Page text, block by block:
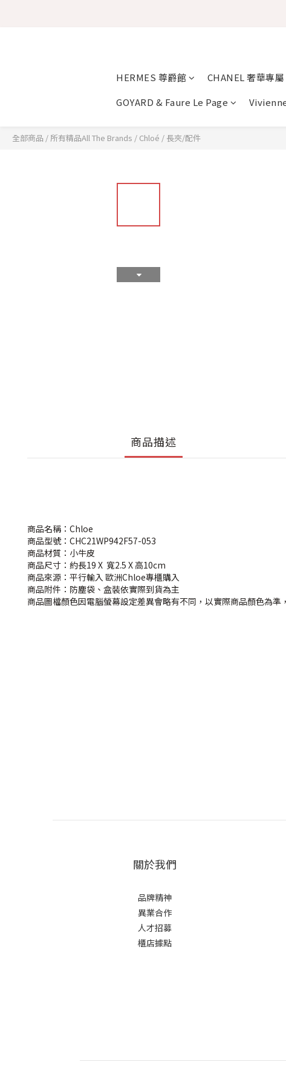
HERMES 尊爵館 CHANEL 奢華專屬
GOYARD & Faure Le Page
全部商品 / 所有精品All The Brands / Chloé / 長夾/配件
商品描述
商品名稱：Chloe
商品型號：CHC21WP942F57-053
商品材質：小牛皮
商品尺寸：約長19 X 寬2.5 X 高10cm
商品來源：平行輸入 歐洲Chloe專櫃購入
商品附件：防塵袋、盒裝依實際到貨為主
商品圖檔顏色因電腦螢幕設定差異會略有不同，以實際商品顏色為準
關於我們
品牌精神
異業合作
人才招募
櫃店據點